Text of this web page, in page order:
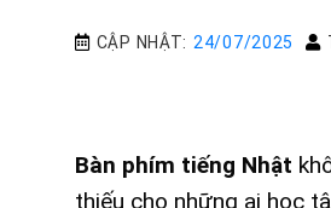
CẬP NHẬT: 24/07/2025
Bàn phím tiếng Nhật
thiếu cho những ai học